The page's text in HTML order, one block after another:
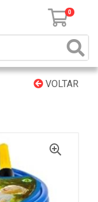
0
VOLTAR